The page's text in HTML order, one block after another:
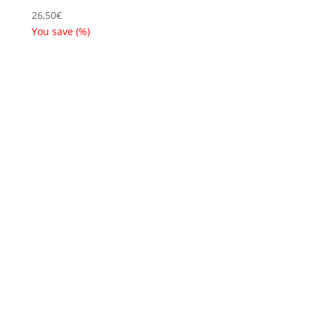
26,50€
You save (%)